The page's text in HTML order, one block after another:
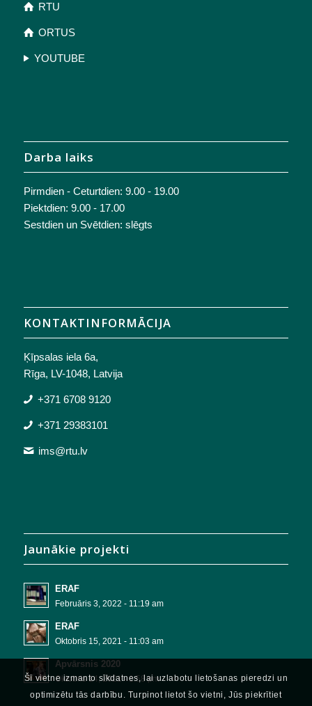
RTU
ORTUS
YOUTUBE
Darba laiks
Pirmdien - Ceturtdien: 9.00 - 19.00
Piektdien: 9.00 - 17.00
Sestdien un Svētdien: slēgts
KONTAKTINFORMĀCIJA
Ķīpsalas iela 6a,
Rīga, LV-1048, Latvija
+371 6708 9120
+371 29383101
ims@rtu.lv
Jaunākie projekti
ERAF
Februāris 3, 2022 - 11:19 am
ERAF
Oktobris 15, 2021 - 11:03 am
Apvārsnis 2020
Oktobris 14, 2021 - 1:58 pm
Šī vietne izmanto sīkdatnes, lai uzlabotu lietošanas pieredzi un
optimizētu tās darbību. Turpinot lietot šo vietni, Jūs piekrītiet